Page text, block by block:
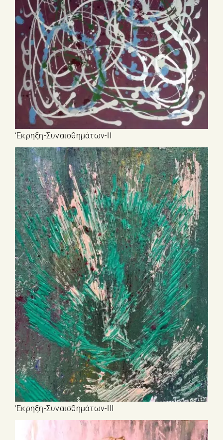
‘Εκρηξη-Συναισθημάτων-ΙΙ
‘Εκρηξη-Συναισθημάτων-ΙΙΙ